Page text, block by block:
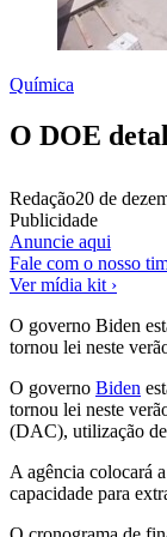
Química
O DOE
Redação20 de
Publicidade
Anuncie aqui
Fale com o nosso
Ver mídia kit ›
O governo Biden
tornou lei neste
O governo Biden
tornou lei neste
(DAC), utilização
A agência colocará
capacidade para